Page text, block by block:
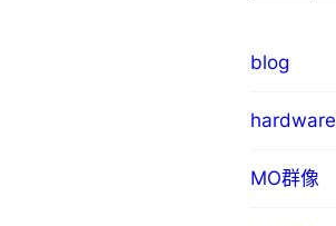
blog
hardware
MO群像